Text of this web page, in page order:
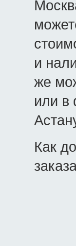
и
же
или в
Как